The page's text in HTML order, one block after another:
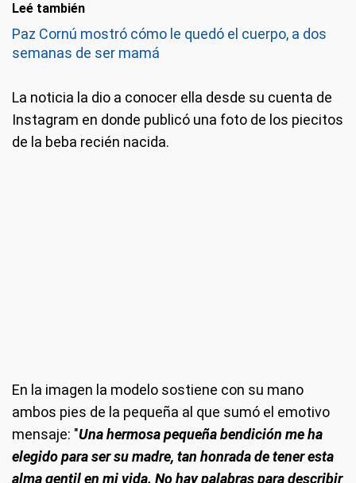
Leé también
Paz Cornú mostró cómo le quedó el cuerpo, a dos
semanas de ser mamá
La noticia la dio a conocer ella desde su cuenta de
Instagram en donde publicó una foto de los piecitos
de la beba recién nacida.
En la imagen la modelo sostiene con su mano
ambos pies de la pequeña al que sumó el emotivo
mensaje: "Una hermosa pequeña bendición me ha
elegido para ser su madre, tan honrada de tener esta
alma gentil en mi vida. No hay palabras para describir